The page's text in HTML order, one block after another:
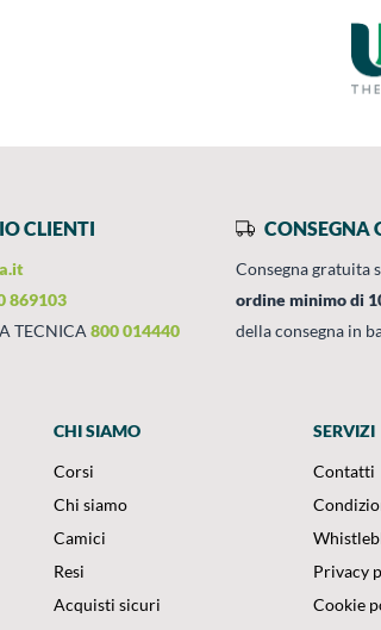
CLIENTI
869103
TECNICA 800 014440
CONSEGNA
Consegna
ordine minimo di
della consegna in
CHI SIAMO
Corsi
Chi siamo
Camici
Resi
Acquisti sicuri
SERVIZI
Contatti
Privacy
Cookie